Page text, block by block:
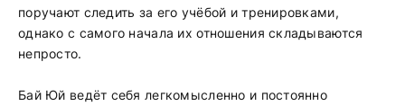
поручают следить за его учёбой и тренировками,
однако с самого начала их отношения складываются
непросто.
Бай Юй ведёт себя легкомысленно и постоянно